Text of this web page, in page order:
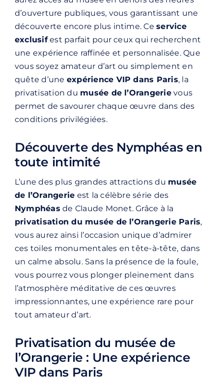
d’ouverture publiques, vous garantissant une
découverte encore plus intime. Ceservice
exclusifest parfait pour ceux qui recherchent
une expérience raffinée et personnalisée. Que
vous soyez amateur d’art ou simplement en
quête d’une expérience VIP dans Paris, la
privatisation du musée de l’Orangerievous
permet de savourer chaque œuvre dans des
conditions privilégiées.
Découverte des Nymphéas en
toute intimité
L’une des plus grandes attractions du musée
de l’Orangerie est la célèbre série des
Nymphéas de Claude Monet. Grâce à la
privatisation du musée de l’Orangerie Paris,
vous aurez ainsi l’occasion unique d’admirer
ces toiles monumentales en tête-à-tête, dans
un calme absolu. Sans la présence de la foule,
vous pourrez vous plonger pleinement dans
l’atmosphère méditative de ces œuvres
impressionnantes, une expérience rare pour
tout amateur d’art.
Privatisation du musée de
l’Orangerie : Une expérience
VIP dans Paris